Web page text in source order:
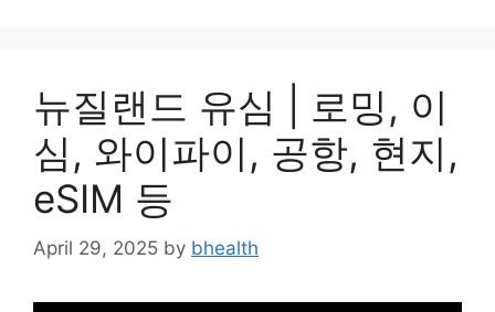
뉴질랜드 유심 | 로밍, 이
심, 와이파이, 공항, 현지,
eSIM 등
April 29, 2025 by bhealth